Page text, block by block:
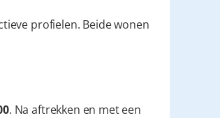
profielen. Beide wonen
. Na aftrekken en met een